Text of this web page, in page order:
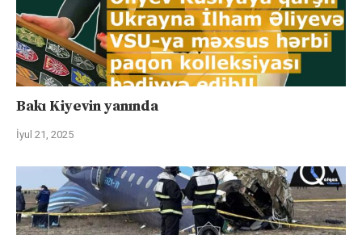
Bakı Kiyevin yanında
İyul 21, 2025